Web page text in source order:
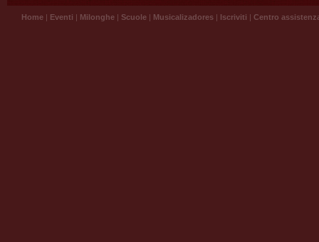
Home | Eventi | Milonghe | Scuole | Musicalizadores | Iscriviti | Centro